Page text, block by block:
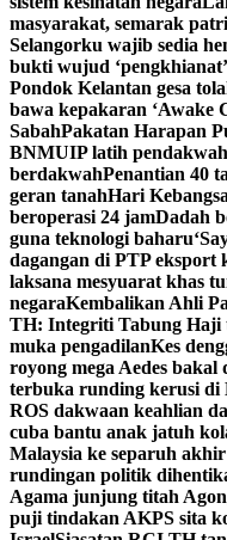
masyarakat, semarak
Selangorku wajib sedia
bukti wujud
Pondok Kelantan gesa
bawa kepakaran ‘Awake
SabahPakatan Harapan
BNMUIP latih
berdakwahPenantian 40
geran tanahHari
beroperasi 24 jamDadah
guna teknologi baharu
dagangan di PTP eksport
laksana mesyuarat khas
negaraKembalikan Ahli
TH: Integriti Tabung Haji
muka pengadilanKes
royong mega Aedes bakal
terbuka runding kerusi di
ROS dakwaan keahlian
cuba bantu anak jatuh
Malaysia ke separuh
rundingan politik
Agama junjung titah
puji tindakan AKPS sita